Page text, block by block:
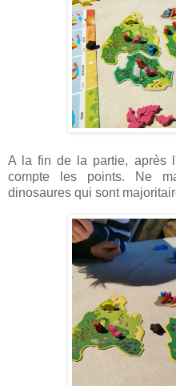
A la fin de la partie, après
compte les points. Ne
dinosaures qui sont